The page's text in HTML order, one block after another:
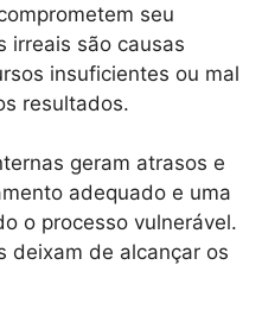
seu
irreais são causas
insuficientes ou mal
resultados.
geram atrasos e
adequado e uma
o processo vulnerável.
deixam de alcançar os